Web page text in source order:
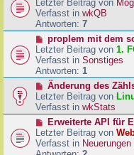
a
g
e
i
t
a
g
u
e
r
B
e
i
t
a
g
Letzter Beitrag von
Verfasst in wkQB
Antworten: 7
N
e
u
e
r
B
e
i
r
a
proplem mit dem
Letzter Beitrag von 1.
Verfasst in Sonstiges
Antworten: 1
N
e
u
e
r
B
e
Änderung des
Letzter Beitrag von
Verfasst in wkStats
N
e
u
e
Erweiterte API für
Letzter Beitrag von
Verfasst in Neuerungen